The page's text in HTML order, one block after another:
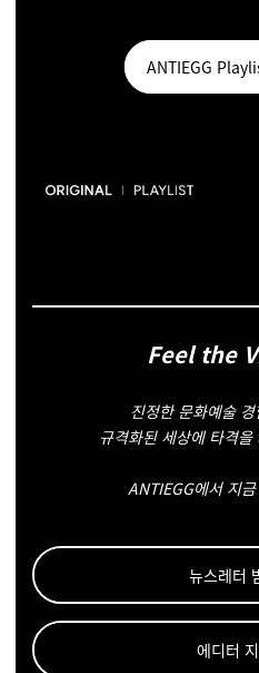
ANTIEGG
Feel the
진정한 문화예술
규격화된 세상에 타격
ANTIEGG에서 지
뉴스레터
에디터